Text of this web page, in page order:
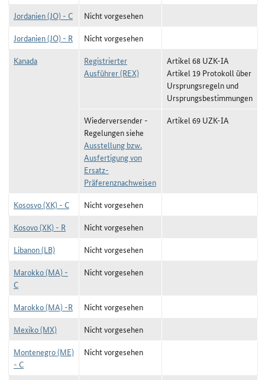
Jordanien (JO) - C
Nicht vorgesehen
Jordanien (JO) - R
Nicht vorgesehen
Kanada
Registrierter
Ausführer (REX)
Artikel 68 UZK-IA
Artikel 19 Protokoll über
Ursprungsregeln und
Ursprungsbestimmungen
Wiederversender -
Regelungen siehe
Ausstellung bzw.
Ausfertigung von
Ersatz-
Präferenznachweisen
Artikel 69 UZK-IA
Kososvo (XK) - C
Nicht vorgesehen
Kosovo (XK) - R
Nicht vorgesehen
Libanon (LB)
Nicht vorgesehen
Marokko (MA) -
C
Nicht vorgesehen
Marokko (MA) -R
Nicht vorgesehen
Mexiko (MX)
Nicht vorgesehen
Montenegro (ME)
- C
Nicht vorgesehen